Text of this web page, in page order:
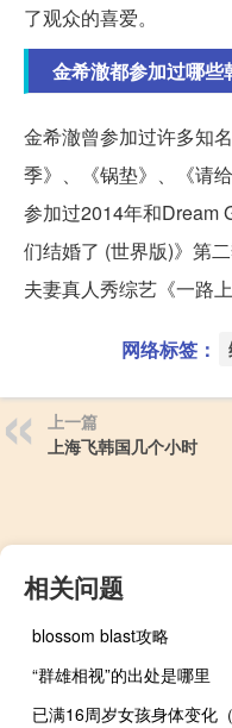
了观众的喜爱。
金希澈都参加过哪
金希澈曾参加过许多知
季》、《锅垫》、《请
参加过2014年和Dream
们结婚了 (世界版)》第
夫妻真人秀综艺《一路上
网络标签：
上一篇
上海飞韩国几个小时
相关问题
blossom blast攻略
“群雄相视”的出处是哪里